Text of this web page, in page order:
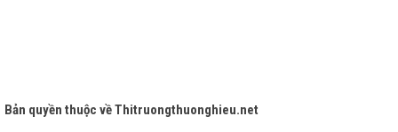
Bản quyền thuộc vềThitruongthuonghieu.net